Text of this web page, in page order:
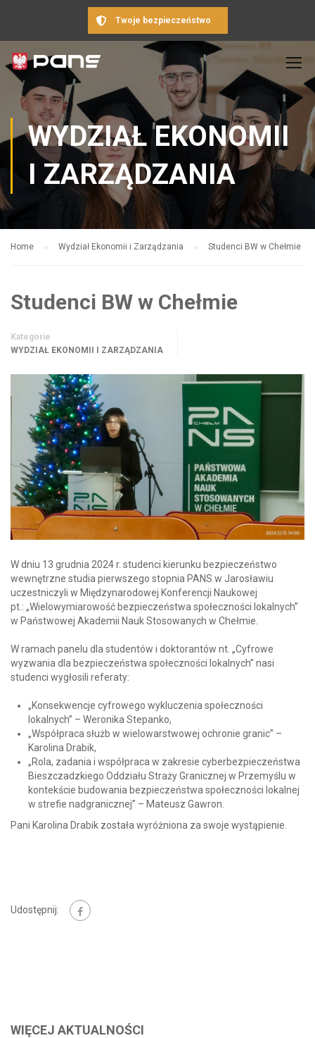
Twoje bezpieczeństwo
WYDZIAŁ EKONOMII
I ZARZĄDZANIA
Home Wydział Ekonomii i Zarządzania Studenci BW w Chełmie
Studenci BW w Chełmie
Kategorie
WYDZIAŁ EKONOMII I ZARZĄDZANIA
W dniu 13 grudnia 2024 r. studenci kierunku bezpieczeństwo
wewnętrzne studia pierwszego stopnia PANS w Jarosławiu
uczestniczyli w Międzynarodowej Konferencji Naukowej
pt.: „Wielowymiarowość bezpieczeństwa społeczności lokalnych”
w Państwowej Akademii Nauk Stosowanych w Chełmie.
W ramach panelu dla studentów i doktorantów nt. „Cyfrowe
wyzwania dla bezpieczeństwa społeczności lokalnych” nasi
studenci wygłosili referaty:
„Konsekwencje cyfrowego wykluczenia społeczności
lokalnych” – Weronika Stepanko,
„Współpraca służb w wielowarstwowej ochronie granic” –
Karolina Drabik,
„Rola, zadania i współpraca w zakresie cyberbezpieczeństwa
Bieszczadzkiego Oddziału Straży Granicznej w Przemyślu w
kontekście budowania bezpieczeństwa społeczności lokalnej
w strefie nadgranicznej” – Mateusz Gawron.
Pani Karolina Drabik została wyróżniona za swoje wystąpienie.
Udostępnij:
WIĘCEJ AKTUALNOŚCI